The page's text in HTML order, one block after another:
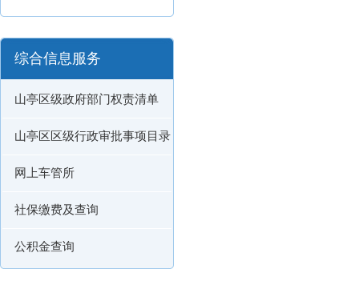
综合信息服务
山亭区级政府部门权责清单
山亭区区级行政审批事项目录
网上车管所
社保缴费及查询
公积金查询